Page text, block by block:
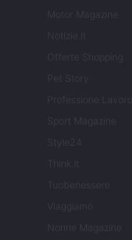
Motor Magazine
Notizie.it
Offerte Shopping
Pet Story
Professione Lavoro
Sport Magazine
Style24
Think.it
Tuobenessere
Viaggiamo
Nonne Magazine